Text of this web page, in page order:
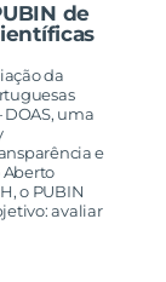
de
da
uma
e
Aberto
o PUBIN
avaliar